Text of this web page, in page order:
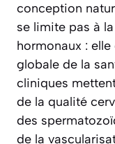
conception
se limite pas à
hormonaux :
globale de la
cliniques
de la qualité
des
de la